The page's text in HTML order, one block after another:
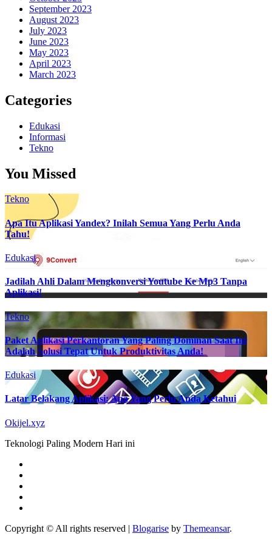
September 2023
August 2023
July 2023
June 2023
May 2023
April 2023
March 2023
Categories
Edukasi
Informasi
Tekno
You Missed
Tekno
Apa Itu Aplikasi Yandex? Inilah Semua Yang Perlu Anda
Tahu!
Edukasi
Jadilah Ahli Dalam Mengkonversi Youtube Ke Mp3 Tanpa
Aplikasi!
Tekno
Paket Aplikasi Perkantoran Yang Paling Dominan Saat Ini
Adalah Solusi Tepat Untuk Produktivitas Anda!
Edukasi
Latar Belakang Aplikasi: Apa Yang Perlu Anda Ketahui
Okijel.xyz
Teknologi Paling Modern Hari ini
Copyright © All rights reserved | Blogarise by Themeansar.